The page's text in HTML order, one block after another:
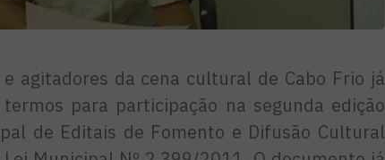
agitadores da cena cultural de Cabo Frio já
para participação na segunda edição
de Editais de Fomento e Difusão Cultural